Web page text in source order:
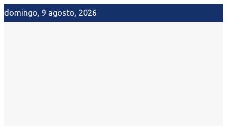
domingo, 9 agosto, 2026